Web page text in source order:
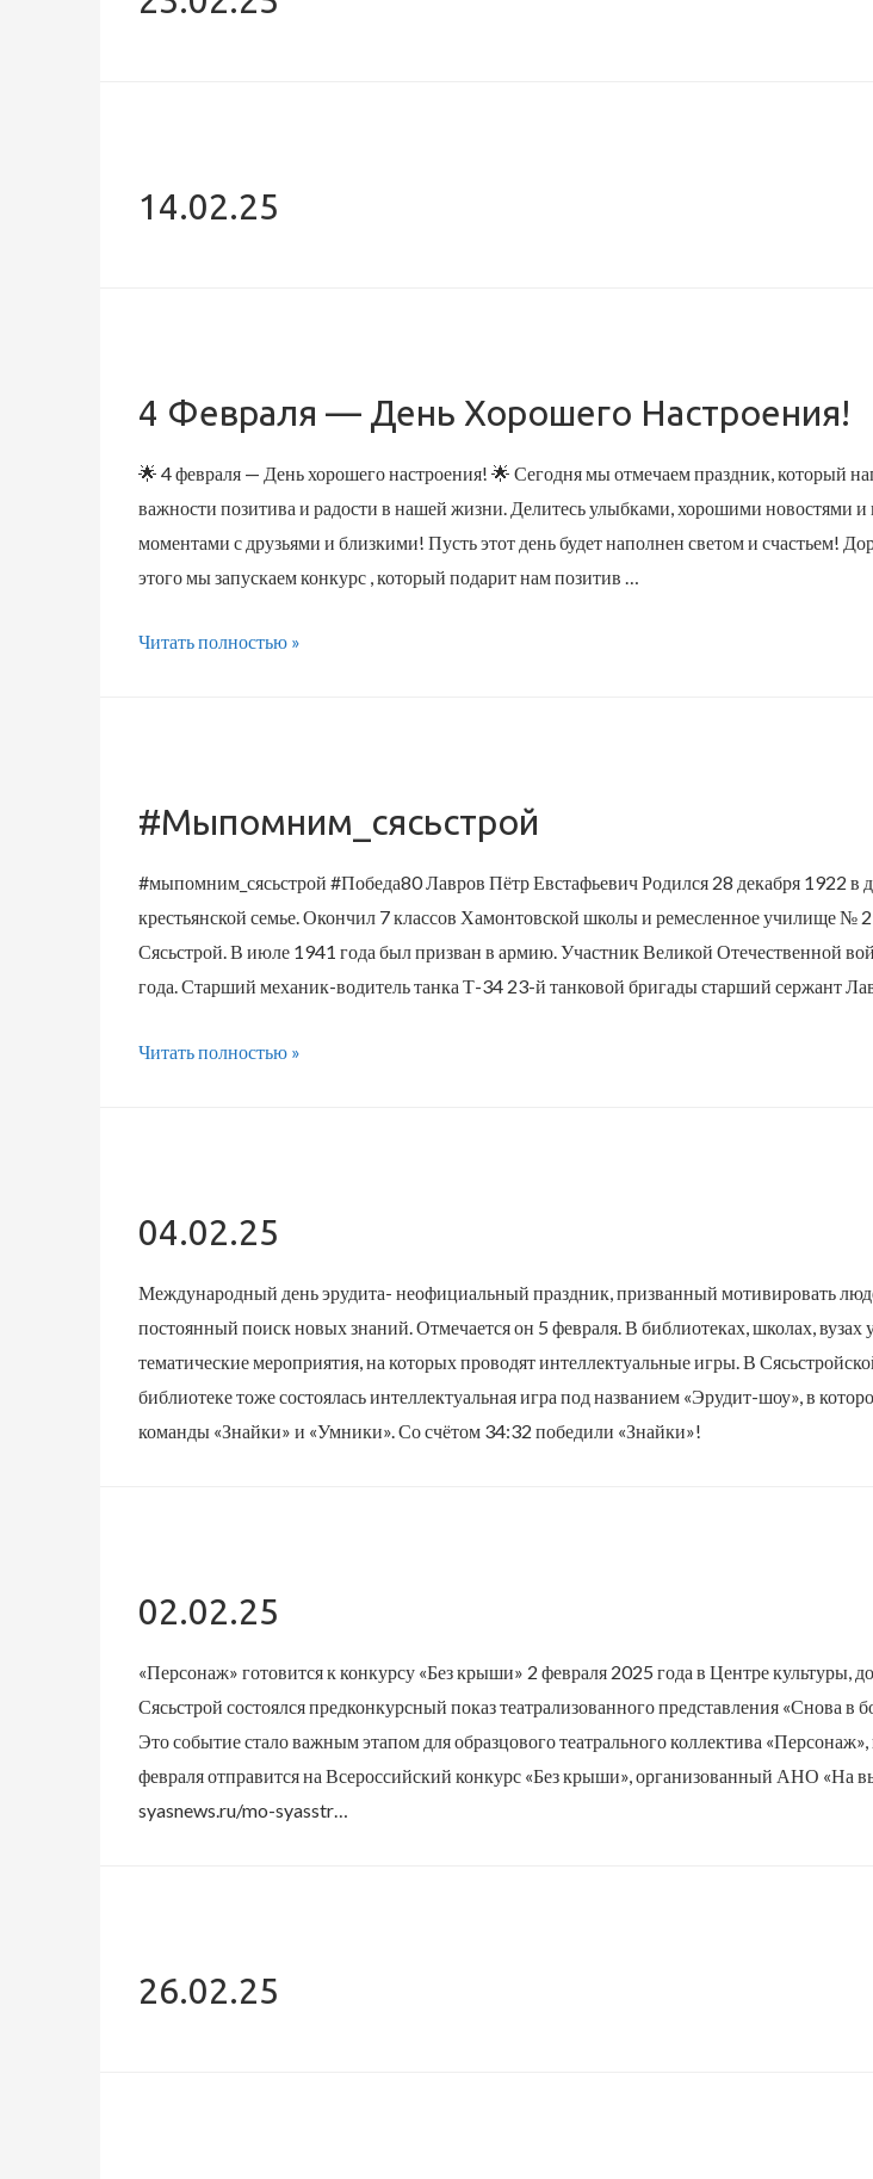
14.02.25
4 Февраля — День Хорошего Настроения!
🌟 4 февраля — День хорошего настроения! 🌟 Сегодня мы отмечаем праздник, который
важности позитива и радости в нашей жизни. Делитесь улыбками, хорошими новостями
моментами с друзьями и близкими! Пусть этот день будет наполнен светом и счастьем!
этого мы запускаем конкурс , который подарит нам позитив …
4
настроения!
Читать полностью »
#мыпомним_сясьстрой
#мыпомним_сясьстрой #Победа80 Лавров Пётр Евстафьевич Родился 28 декабря 1922 в
крестьянской семье. Окончил 7 классов Хамонтовской школы и ремесленное училище № 2
Сясьстрой. В июле 1941 года был призван в армию. Участник Великой Отечественной
года. Старший механик-водитель танка Т-34 23-й танковой бригады старший сержант
#мыпомним_сясьстрой
Читать полностью »
04.02.25
Международный день эрудита- неофициальный праздник, призванный мотивировать
постоянный поиск новых знаний. Отмечается он 5 февраля. В библиотеках, школах, вузах
тематические мероприятия, на которых проводят интеллектуальные игры. В
библиотеке тоже состоялась интеллектуальная игра под названием «Эрудит-шоу», в
команды «Знайки» и «Умники». Со счётом 34:32 победили «Знайки»!
02.02.25
«Персонаж» готовится к конкурсу «Без крыши» 2 февраля 2025 года в Центре культуры,
Сясьстрой состоялся предконкурсный показ театрализованного представления «Снова в
Это событие стало важным этапом для образцового театрального коллектива
февраля отправится на Всероссийский конкурс «Без крыши», организованный АНО «На
syasnews.ru/mo-syasstr…
26.02.25